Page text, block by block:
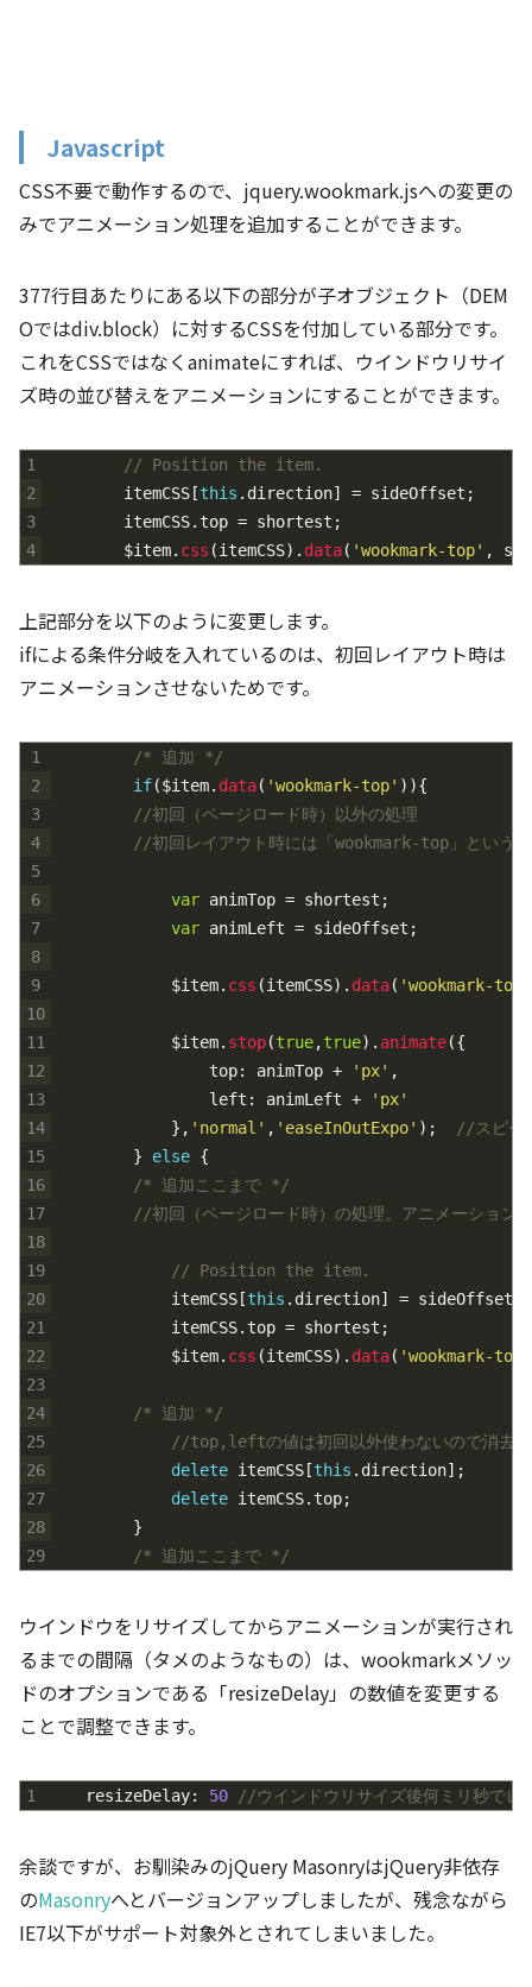
Javascript
CSS不要で動作するので、jquery.wookmark.jsへの変更の
みでアニメーション処理を追加することができます。
377行目あたりにある以下の部分が子オブジェクト（DEM
Oではdiv.block）に対するCSSを付加している部分です。
これをCSSではなくanimateにすれば、ウインドウリサイ
ズ時の並び替えをアニメーションにすることができます。
1
2
3
4
// Position the item.
itemCSS [this . direction] = sideOffset ;
itemCSS. top = shortest ;
$item. css (itemCSS) . data( 'wookmark-top' ,
上記部分を以下のように変更します。
ifによる条件分岐を入れているのは、初回レイアウト時は
アニメーションさせないためです。
1
2
3
4
5
6
7
8
9
10
11
12
13
14
15
16
17
18
19
20
21
22
23
24
25
26
27
28
29
/* 追加 */
if($item. data( 'wookmark-top' ) ){
//初回（ページロード時）以外の処理
//初回レイアウト時には「wookmark-top」という
var animTop = shortest ;
var animLeft = sideOffset ;
$item. css (itemCSS) . data( 'wookmark-top'
$item. stop(true,true) . animate({
top: animTop + 'px' ,
left : animLeft +
'px'
} , 'normal' , 'easeInOutExpo' ) ;
//スピー
}
else {
/* 追加ここまで */
//初回（ページロード時）の処理。アニメーション
// Position the item.
itemCSS [this . direction] = sideOffset
itemCSS. top = shortest ;
$item. css (itemCSS) . data( 'wookmark-top'
/* 追加 */
//top,leftの値は初回以外使わないので消去。
delete itemCSS [this . direction] ;
delete itemCSS. top;
}
/* 追加ここまで */
ウインドウをリサイズしてからアニメーションが実行され
るまでの間隔（タメのようなもの）は、wookmarkメソッ
ドのオプションである「resizeDelay」の数値を変更する
ことで調整できます。
1 resizeDelay: 50 //ウインドウリサイズ後何ミリ秒でレ
余談ですが、お馴染みのjQuery MasonryはjQuery非依存
のMasonryへとバージョンアップしましたが、残念ながら
IE7以下がサポート対象外とされてしまいました。